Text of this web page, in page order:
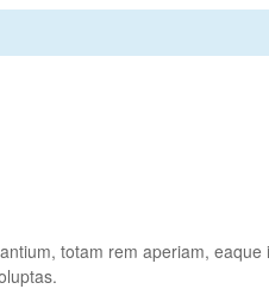
totam rem aperiam,